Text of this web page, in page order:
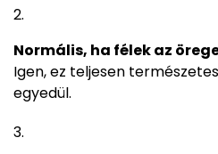
Normális, ha félek az
Igen, ez teljesen
egyedül.